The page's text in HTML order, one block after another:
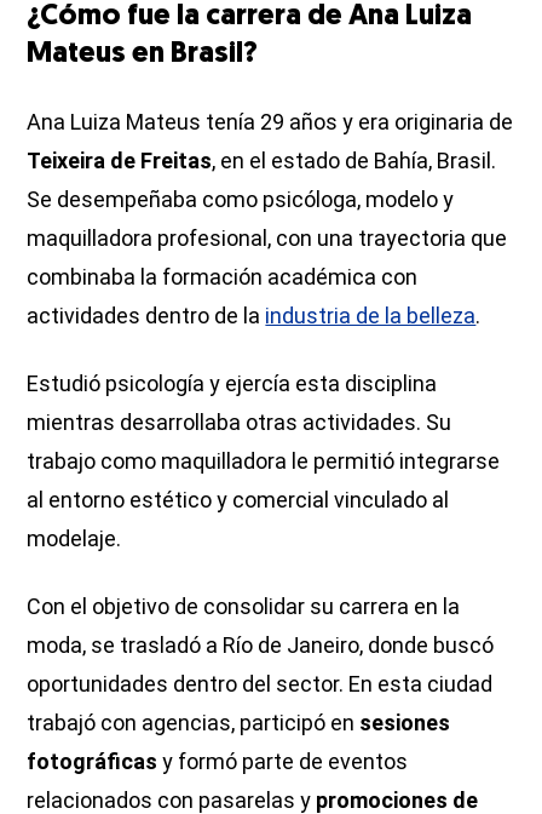
¿Cómo fue la carrera de Ana Luiza
Mateus en Brasil?
Ana Luiza Mateus tenía 29 años y era originaria de
Teixeira de Freitas, en el estado de Bahía, Brasil.
Se desempeñaba como psicóloga, modelo y
maquilladora profesional, con una trayectoria que
combinaba la formación académica con
actividades dentro de la industria de la belleza.
Estudió psicología y ejercía esta disciplina
mientras desarrollaba otras actividades. Su
trabajo como maquilladora le permitió integrarse
al entorno estético y comercial vinculado al
modelaje.
Con el objetivo de consolidar su carrera en la
moda, se trasladó a Río de Janeiro, donde buscó
oportunidades dentro del sector. En esta ciudad
trabajó con agencias, participó en sesiones
fotográficas y formó parte de eventos
relacionados con pasarelas y promociones de